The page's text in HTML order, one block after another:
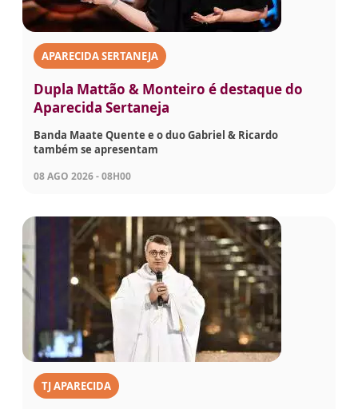
APARECIDA SERTANEJA
Dupla Mattão & Monteiro é destaque do
Aparecida Sertaneja
Banda Maate Quente e o duo Gabriel & Ricardo
também se apresentam
08 AGO 2026 - 08H00
TJ APARECIDA